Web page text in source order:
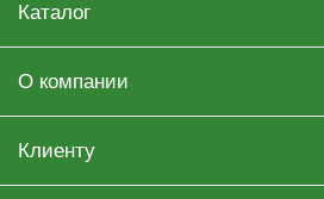
Каталог
О компании
Клиенту